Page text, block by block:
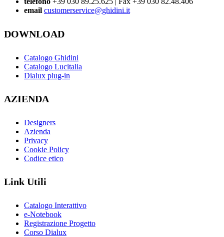
email customerservice@ghidini.it
DOWNLOAD
Catalogo Ghidini
Catalogo Lucitalia
Dialux plug-in
AZIENDA
Designers
Azienda
Privacy
Cookie Policy
Codice etico
Link Utili
Catalogo Interattivo
e-Notebook
Registrazione Progetto
Corso Dialux